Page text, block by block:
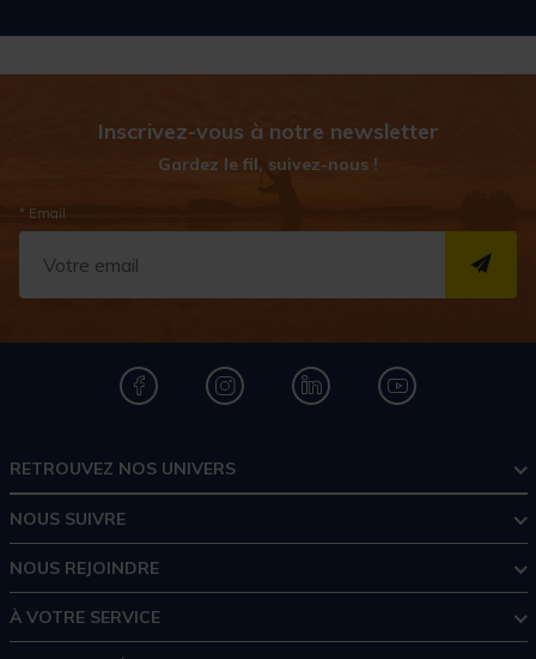
Inscrivez-vous à notre newsletter
Gardez le fil, suivez-nous !
* Email
RETROUVEZ NOS UNIVERS
NOUS SUIVRE
NOUS REJOINDRE
À VOTRE SERVICE